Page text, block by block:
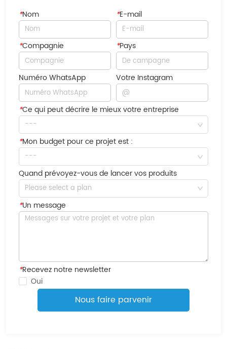
*Nom *E-mail
*Compagnie *Pays
Numéro WhatsApp Votre Instagram
*Ce qui peut décrire le mieux votre entreprise
---
*Mon budget pour ce projet est :
---
Quand prévoyez-vous de lancer vos produits
Please select a plan
*Un message
*Recevez notre newsletter
Oui
Nous faire parvenir